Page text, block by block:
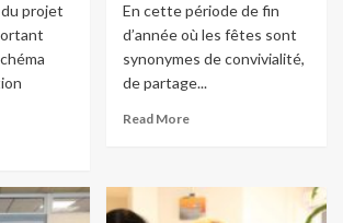
du projet
En cette période de fin
d’année où les fêtes sont
synonymes de convivialité,
de partage...
Read More